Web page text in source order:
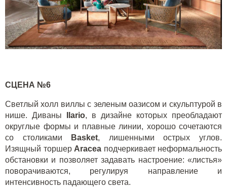
СЦЕНА №6
Светлый холл виллы с зеленым оазисом и скульптурой в
нише. Диваны
Ilario, в дизайне которых преобладают
округлые формы и плавные линии, хорошо сочетаются
со столиками
Basket, лишенными острых углов.
Изящный торшер Aracea подчеркивает неформальность
обстановки и позволяет задавать настроение: «листья»
поворачиваются, регулируя направление и
интенсивность падающего света.